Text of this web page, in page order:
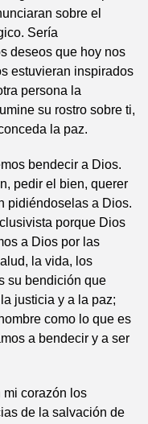
sobre el
Sería
deseos que hoy nos
estuvieran inspirados
persona la
su rostro sobre ti,
la paz.
bendecir a Dios.
pedir el bien, querer
pidiéndoselas a Dios.
porque Dios
a Dios por las
la vida, los
su bendición que
justicia y a la paz;
como lo que es
a bendecir y a ser
mi corazón los
de la salvación de